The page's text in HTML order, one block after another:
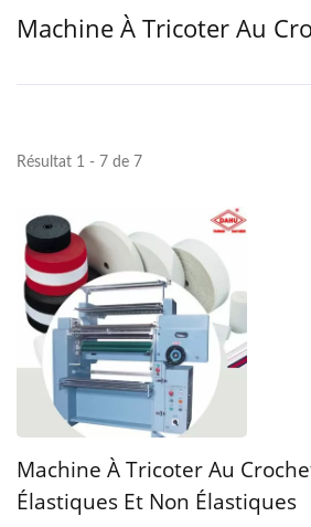
Machine À Tricoter Au
Résultat 1 - 7 de 7
Machine À Tricoter Au
Élastiques Et Non Élastiques